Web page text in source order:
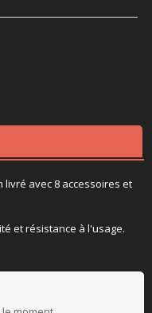
livré avec 8 accessoires et
et résistance à l'usage.